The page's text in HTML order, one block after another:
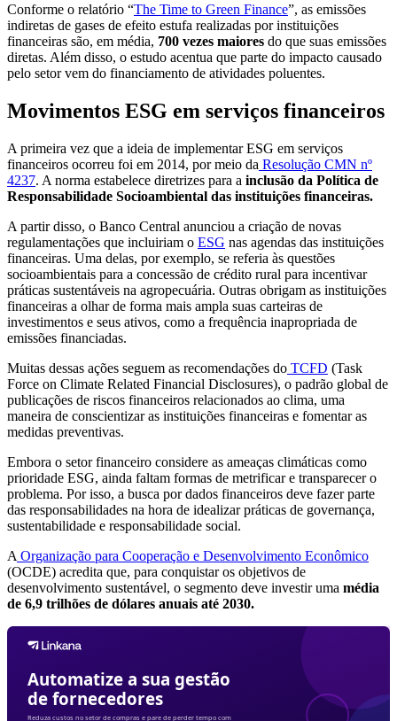
Conforme o relatório “The Time to Green Finance”, as emissões
indiretas de gases de efeito estufa realizadas por instituições
financeiras são, em média, 700 vezes maiores do que suas emissões
diretas. Além disso, o estudo acentua que parte do impacto causado
pelo setor vem do financiamento de atividades poluentes.
Movimentos ESG em serviços financeiros
A primeira vez que a ideia de implementar ESG em serviços
financeiros ocorreu foi em 2014, por meio da Resolução CMN nº
4237. A norma estabelece diretrizes para a inclusão da Política de
Responsabilidade Socioambiental das instituições financeiras.
A partir disso, o Banco Central anunciou a criação de novas
regulamentações que incluiriam o ESG nas agendas das instituições
financeiras. Uma delas, por exemplo, se referia às questões
socioambientais para a concessão de crédito rural para incentivar
práticas sustentáveis na agropecuária. Outras obrigam as instituições
financeiras a olhar de forma mais ampla suas carteiras de
investimentos e seus ativos, como a frequência inapropriada de
emissões financiadas.
Muitas dessas ações seguem as recomendações do TCFD (Task
Force on Climate Related Financial Disclosures), o padrão global de
publicações de riscos financeiros relacionados ao clima, uma
maneira de conscientizar as instituições financeiras e fomentar as
medidas preventivas.
Embora o setor financeiro considere as ameaças climáticas como
prioridade ESG, ainda faltam formas de metrificar e transparecer o
problema. Por isso, a busca por dados financeiros deve fazer parte
das responsabilidades na hora de idealizar práticas de governança,
sustentabilidade e responsabilidade social.
A Organização para Cooperação e Desenvolvimento Econômico
(OCDE) acredita que, para conquistar os objetivos de
desenvolvimento sustentável, o segmento deve investir uma média
de 6,9 trilhões de dólares anuais até 2030.